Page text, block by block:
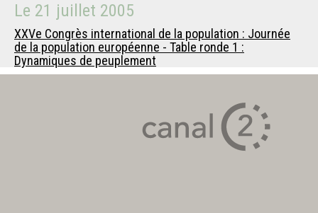
Le 21 juillet 2005
XXVe Congrès international de la population : Journée
de la population européenne - Table ronde 1 :
Dynamiques de peuplement